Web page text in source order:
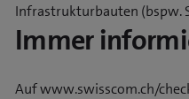
Infrastrukturbauten (bspw.
Immer
Auf www.swisscom.ch/